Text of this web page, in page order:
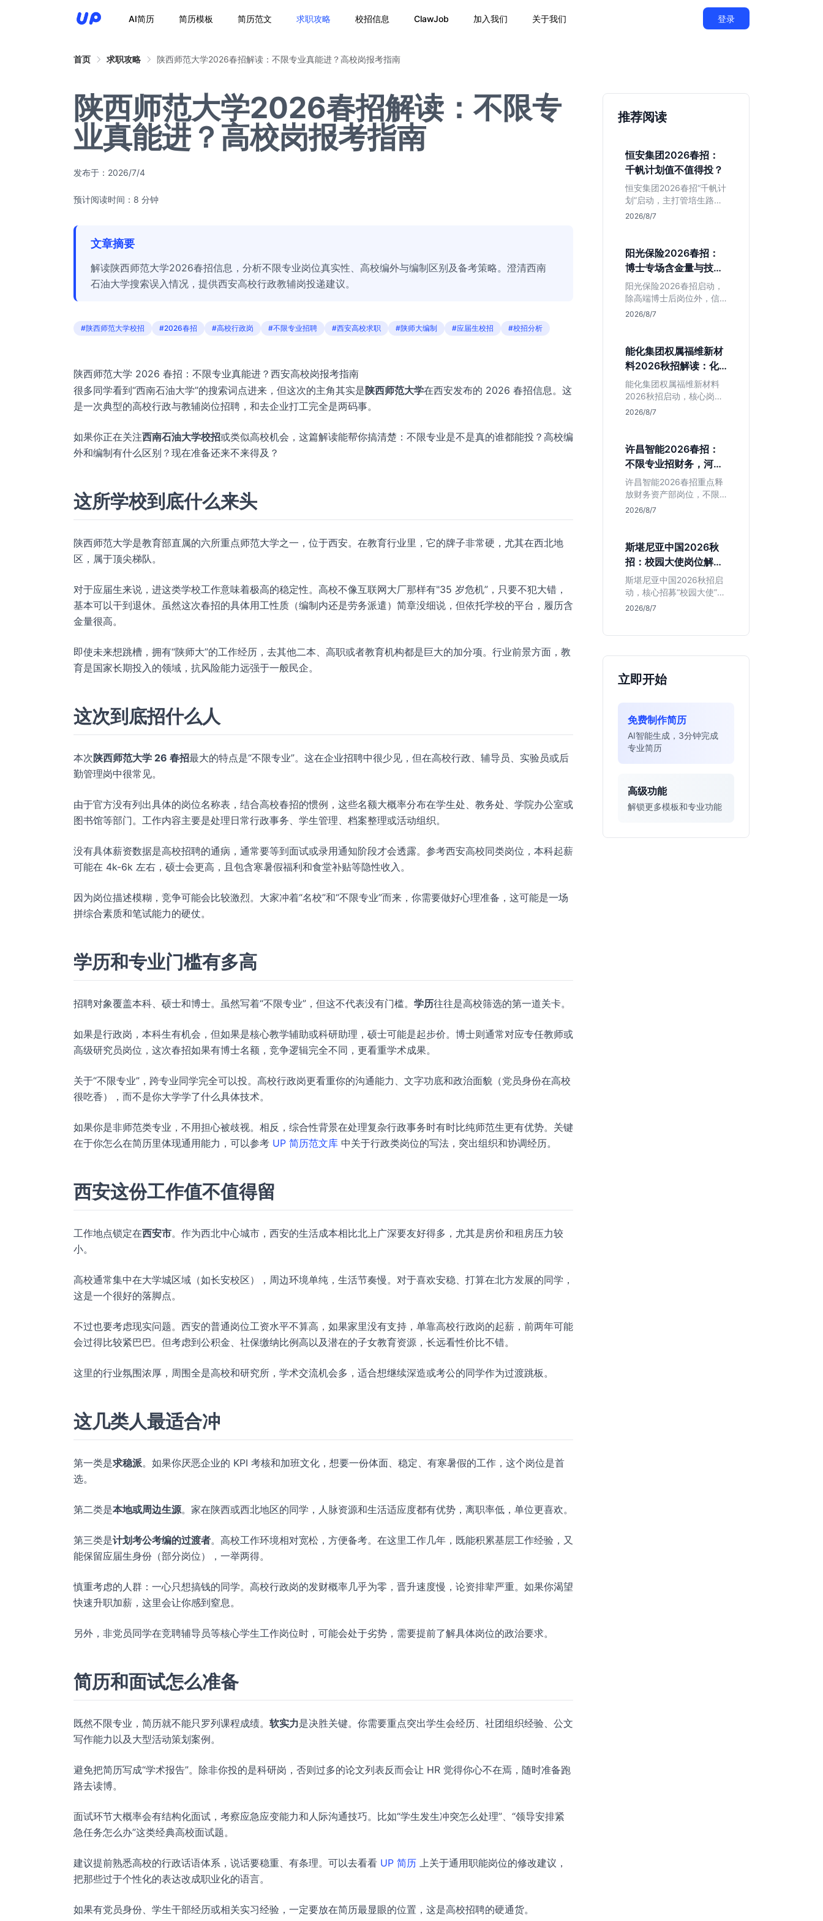
AI简历 简历模板 简历范文 求职攻略 校招信息 ClawJob 加入我们 关于我们 登录
首页 求职攻略 陕西师范大学2026春招解读：不限专业真能进？高校岗报考指南
陕西师范大学2026春招解读：不限专
业真能进？高校岗报考指南
发布于： 2026/7/4
预计阅读时间：8 分钟
文章摘要
解读陕西师范大学2026春招信息，分析不限专业岗位真实性、高校编外与编制区别及备考策略。澄清西南
石油大学搜索误入情况，提供西安高校行政教辅岗投递建议。
#陕西师范大学校招 #2026春招 #高校行政岗 #不限专业招聘 #西安高校求职 #陕师大编制 #应届生校招 #校招分析
陕西师范大学 2026 春招：不限专业真能进？西安高校岗报考指南
很多同学看到“西南石油大学”的搜索词点进来，但这次的主角其实是陕西师范大学在西安发布的 2026 春招信息。这
是一次典型的高校行政与教辅岗位招聘，和去企业打工完全是两码事。
如果你正在关注西南石油大学校招或类似高校机会，这篇解读能帮你搞清楚：不限专业是不是真的谁都能投？高校编
外和编制有什么区别？现在准备还来不来得及？
这所学校到底什么来头
陕西师范大学是教育部直属的六所重点师范大学之一，位于西安。在教育行业里，它的牌子非常硬，尤其在西北地
区，属于顶尖梯队。
对于应届生来说，进这类学校工作意味着极高的稳定性。高校不像互联网大厂那样有"35 岁危机”，只要不犯大错，
基本可以干到退休。虽然这次春招的具体用工性质（编制内还是劳务派遣）简章没细说，但依托学校的平台，履历含
金量很高。
即使未来想跳槽，拥有“陕师大”的工作经历，去其他二本、高职或者教育机构都是巨大的加分项。行业前景方面，教
育是国家长期投入的领域，抗风险能力远强于一般民企。
这次到底招什么人
本次陕西师范大学 26 春招最大的特点是“不限专业”。这在企业招聘中很少见，但在高校行政、辅导员、实验员或后
勤管理岗中很常见。
由于官方没有列出具体的岗位名称表，结合高校春招的惯例，这些名额大概率分布在学生处、教务处、学院办公室或
图书馆等部门。工作内容主要是处理日常行政事务、学生管理、档案整理或活动组织。
没有具体薪资数据是高校招聘的通病，通常要等到面试或录用通知阶段才会透露。参考西安高校同类岗位，本科起薪
可能在 4k-6k 左右，硕士会更高，且包含寒暑假福利和食堂补贴等隐性收入。
因为岗位描述模糊，竞争可能会比较激烈。大家冲着“名校”和“不限专业”而来，你需要做好心理准备，这可能是一场
拼综合素质和笔试能力的硬仗。
学历和专业门槛有多高
招聘对象覆盖本科、硕士和博士。虽然写着“不限专业”，但这不代表没有门槛。 学历往往是高校筛选的第一道关卡。
如果是行政岗，本科生有机会，但如果是核心教学辅助或科研助理，硕士可能是起步价。博士则通常对应专任教师或
高级研究员岗位，这次春招如果有博士名额，竞争逻辑完全不同，更看重学术成果。
关于“不限专业”，跨专业同学完全可以投。高校行政岗更看重你的沟通能力、文字功底和政治面貌（党员身份在高校
很吃香），而不是你大学学了什么具体技术。
如果你是非师范类专业，不用担心被歧视。相反，综合性背景在处理复杂行政事务时有时比纯师范生更有优势。关键
在于你怎么在简历里体现通用能力，可以参考 UP 简历范文库 中关于行政类岗位的写法，突出组织和协调经历。
西安这份工作值不值得留
工作地点锁定在西安市。作为西北中心城市，西安的生活成本相比北上广深要友好得多，尤其是房价和租房压力较
小。
高校通常集中在大学城区域（如长安校区），周边环境单纯，生活节奏慢。对于喜欢安稳、打算在北方发展的同学，
这是一个很好的落脚点。
不过也要考虑现实问题。西安的普通岗位工资水平不算高，如果家里没有支持，单靠高校行政岗的起薪，前两年可能
会过得比较紧巴巴。但考虑到公积金、社保缴纳比例高以及潜在的子女教育资源，长远看性价比不错。
这里的行业氛围浓厚，周围全是高校和研究所，学术交流机会多，适合想继续深造或考公的同学作为过渡跳板。
这几类人最适合冲
第一类是求稳派。如果你厌恶企业的 KPI 考核和加班文化，想要一份体面、稳定、有寒暑假的工作，这个岗位是首
选。
第二类是本地或周边生源。家在陕西或西北地区的同学，人脉资源和生活适应度都有优势，离职率低，单位更喜欢。
第三类是计划考公考编的过渡者。高校工作环境相对宽松，方便备考。在这里工作几年，既能积累基层工作经验，又
能保留应届生身份（部分岗位），一举两得。
慎重考虑的人群：一心只想搞钱的同学。高校行政岗的发财概率几乎为零，晋升速度慢，论资排辈严重。如果你渴望
快速升职加薪，这里会让你感到窒息。
另外，非党员同学在竞聘辅导员等核心学生工作岗位时，可能会处于劣势，需要提前了解具体岗位的政治要求。
简历和面试怎么准备
既然不限专业，简历就不能只罗列课程成绩。 软实力是决胜关键。你需要重点突出学生会经历、社团组织经验、公文
写作能力以及大型活动策划案例。
避免把简历写成“学术报告”。除非你投的是科研岗，否则过多的论文列表反而会让 HR 觉得你心不在焉，随时准备跑
路去读博。
面试环节大概率会有结构化面试，考察应急应变能力和人际沟通技巧。比如“学生发生冲突怎么处理”、“领导安排紧
急任务怎么办”这类经典高校面试题。
建议提前熟悉高校的行政话语体系，说话要稳重、有条理。可以去看看 UP 简历 上关于通用职能岗位的修改建议，
把那些过于个性化的表达改成职业化的语言。
如果有党员身份、学生干部经历或相关实习经验，一定要放在简历最显眼的位置，这是高校招聘的硬通货。
推荐阅读
恒安集团2026春招：
千帆计划值不值得投？
恒安集团2026春招“千帆计
划”启动，主打管培生路
线。本文解析老牌快消巨
限，帮你判断是否值得投
递。
2026/8/7
阳光保险2026春招：
博士专场含金量与技术
岗捡漏指南
阳光保险2026春招启动，
除高端博士后岗位外，信
息技术部释放大量Java、
技术岗需求与投递价值，
助你快速判断是否值得
投。
2026/8/7
能化集团权属福维新材
料2026秋招解读：化
工材料生必看
能化集团权属福维新材料
2026秋招启动，核心岗位
集中在福建永安。本文解
点限制，助理工科生判断
是否值得投递。
2026/8/7
许昌智能2026春招：
不限专业招财务，河南
本地生值得冲吗？
许昌智能2026春招重点释
放财务资产部岗位，不限
专业。作为河南本地老牌
在本地积累工业场景经验
的应届生。
2026/8/7
斯堪尼亚中国2026秋
招：校园大使岗位解读
与投递指南
斯堪尼亚中国2026秋招启
动，核心招募“校园大使”而
非技术管培生。本文解析
你判断是否值得投递。
2026/8/7
立即开始
免费制作简历
AI智能生成，3分钟完成
专业简历
高级功能
解锁更多模板和专业功能